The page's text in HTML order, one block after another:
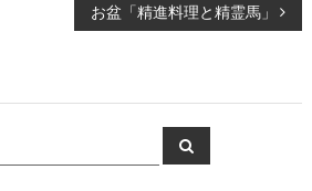
お盆「精進料理と精霊馬」
Search